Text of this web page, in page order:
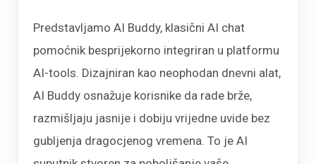
Predstavljamo AI Buddy, klasični AI chat
pomoćnik besprijekorno integriran u platformu
AI-tools. Dizajniran kao neophodan dnevni alat,
AI Buddy osnažuje korisnike da rade brže,
razmišljaju jasnije i dobiju vrijedne uvide bez
gubljenja dragocjenog vremena. To je AI